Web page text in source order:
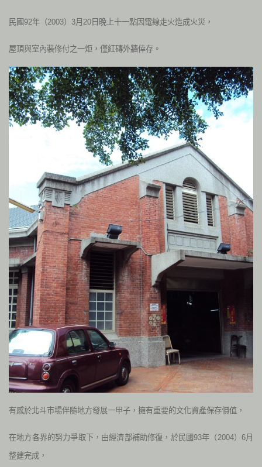
民國92年（2003）3月20日晚上十一點因電線走火造成火災，
屋頂與室內裝修付之一炬，僅紅磚外牆倖存。
有感於北斗市場伴隨地方發展一甲子，擁有重要的文化資產保存價值，
在地方各界的努力爭取下，由經濟部補助修復，於民國93年（2004）6月
整建完成，